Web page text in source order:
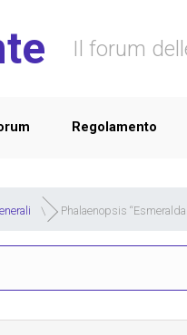
Il forum
Regolamento
Phalaenopsis